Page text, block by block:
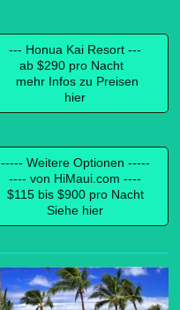
--- Honua Kai Resort ---
ab $290 pro Nacht
mehr Infos zu Preisen
hier
----- Weitere Optionen -----
---- von HiMaui.com ----
$115 bis $900 pro Nacht
Siehe hier